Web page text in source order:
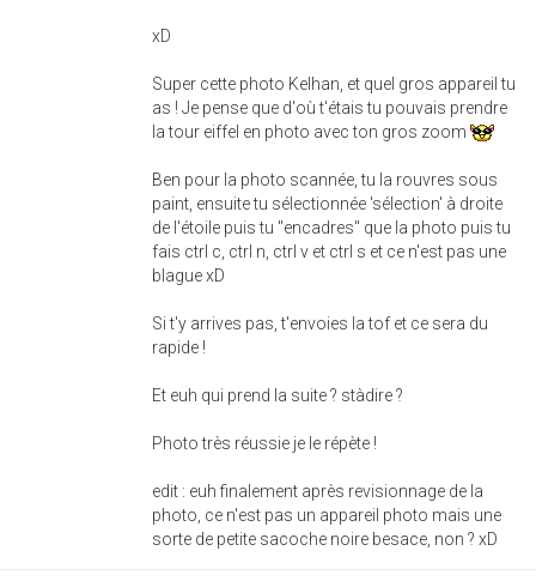
xD
Super cette photo Kelhan, et quel gros appareil tu
as ! Je pense que d'où t'étais tu pouvais prendre
la tour eiffel en photo avec ton gros zoom
Ben pour la photo scannée, tu la rouvres sous
paint, ensuite tu sélectionnée 'sélection' à droite
de l'étoile puis tu "encadres" que la photo puis tu
fais ctrl c, ctrl n, ctrl v et ctrl s et ce n'est pas une
blague xD
Si t'y arrives pas, t'envoies la tof et ce sera du
rapide !
Et euh qui prend la suite ? stàdire ?
Photo très réussie je le répète !
edit : euh finalement après revisionnage de la
photo, ce n'est pas un appareil photo mais une
sorte de petite sacoche noire besace, non ? xD